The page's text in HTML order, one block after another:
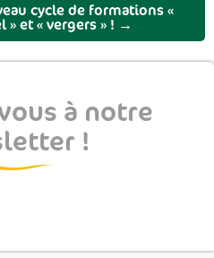
cycle de formations «
» et « vergers » ! →
à notre
!